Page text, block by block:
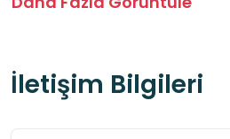
düzenine uyulmalıdır.
İletişim Bilgileri